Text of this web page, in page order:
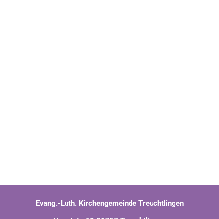
Evang.-Luth. Kirchengemeinde Treuchtlingen